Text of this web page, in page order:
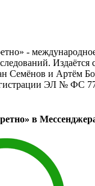
-
Издаётся
Семёнов и Артём
ЭЛ № ФС
в